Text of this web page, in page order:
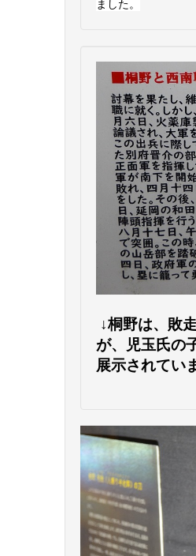
ました。
↓桐野は、敗
が、児玉氏の
展示されてい